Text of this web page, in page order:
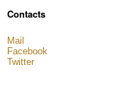
Contacts
Mail
Facebook
Twitter